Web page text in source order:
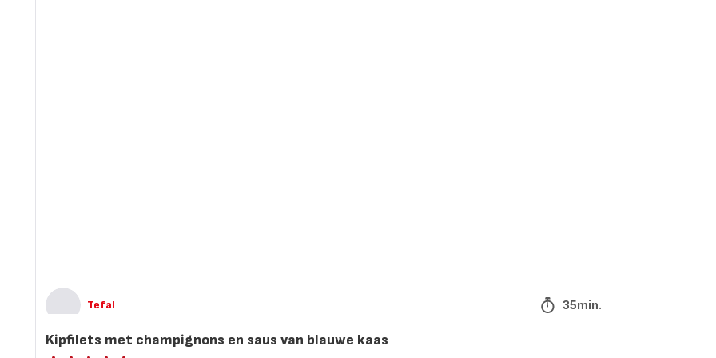
Tefal 35min.
Kipfilets met champignons en saus van blauwe kaas